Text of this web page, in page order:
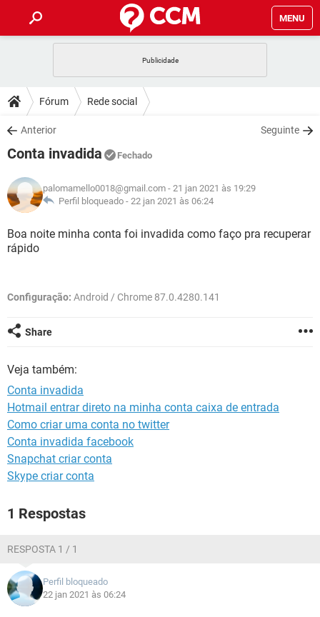
MENU
CELULAR
OUTLOOK
INSTAGRAM
GUIA DE COMPRAS
DICAS
JOGOS
INSTAGRAM GMAIL
GUIA DE COMPRAS
DOWNLOADS
JOGOS
CELULAR
OUTLOOK EXCEL
INSTAGRAM GMAIL
GUIA DE COMPRAS
JOGOS WHATSAPP
CELULAR
OUTLOOK EXCEL
GLOSSÁRIO
WHATSAPP
CELULAR
INSTAGRAM GMAIL
GUIA DE COMPRAS
Fórum Rede social
Anterior Seguinte
Conta invadida Fechado
palomamello0018@gmail.com - 21 jan 2021 às 19:29
Perfil bloqueado - 22 jan 2021 às 06:24
Boa noite minha conta foi invadida como faço pra recuperar
rápido
Configuração: Android / Chrome 87.0.4280.141
Share
Veja também:
Conta invadida
Hotmail entrar direto na minha conta caixa de entrada
Como criar uma conta no twitter
Conta invadida facebook
Snapchat criar conta
Skype criar conta
1 Respostas
RESPOSTA 1 / 1
Perfil bloqueado
22 jan 2021 às 06:24